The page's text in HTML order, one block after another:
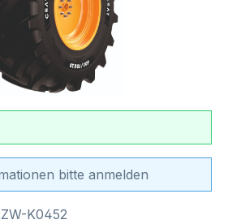
bitte anmelden
K0452